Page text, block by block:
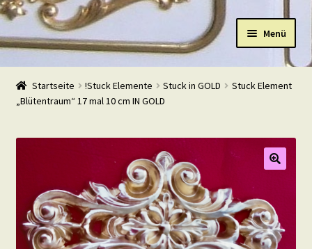
Navigation
Zum
Inhalt
Menü
Start
Shop
Warenkorb
Kasse
Startseite !Stuck Elemente Stuck in GOLD
Stuck Element
„Blütentraum“ 17 mal 10 cm IN GOLD